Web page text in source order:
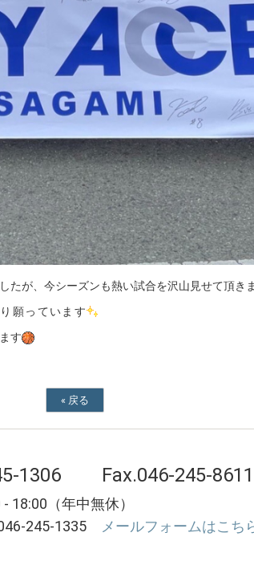
たが、今シーズンも熱い試合を沢山見せて頂き
願っています
す
« 戻る
1306 Fax.046-245-8611
18:00（年中無休）
245-1335
メールフォームはこち